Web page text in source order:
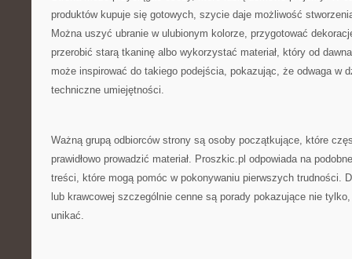
produktów kupuje się gotowych, szycie daje możliwość
Można uszyć ubranie w ulubionym kolorze, przygotować
przerobić starą tkaninę albo wykorzystać materiał, który od
może inspirować do takiego podejścia, pokazując, że odwaga w
techniczne umiejętności.
Ważną grupą odbiorców strony są osoby początkujące, które
prawidłowo prowadzić materiał. Proszkic.pl odpowiada na
treści, które mogą pomóc w pokonywaniu pierwszych trudności.
lub krawcowej szczególnie cenne są porady pokazujące nie
unikać.